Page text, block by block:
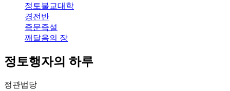
정토불교대학
경전반
즉문즉설
깨달음의 장
정토행자의 하루
정관법당